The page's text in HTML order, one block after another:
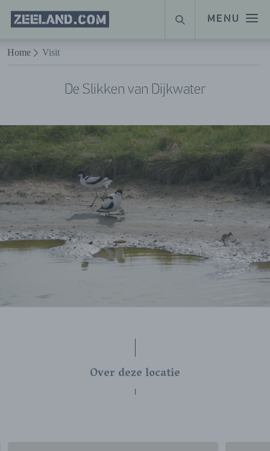
Naar hoofdinhoud
MENU
Homepage
Zeeland.com
ZOEKEN
Home Visit
De Slikken van Dijkwater
Over deze locatie